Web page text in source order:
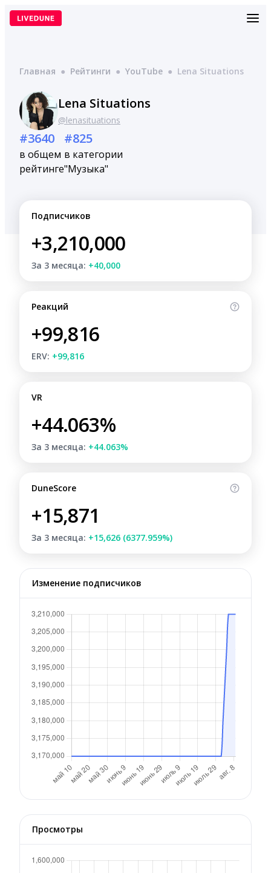
Перейти
Главная ● Рейтинги ● YouTube ● Lena Situations
Lena Situations
@lenasituations
#3640
в общем
рейтинге
#825
в категории
"Музыка"
Подписчиков
+3,210,000
За 3 месяца: +40,000
Реакций
+99,816
ERV: +99,816
VR
+44.063%
За 3 месяца: +44.063%
DuneScore
+15,871
За 3 месяца: +15,626 (6377.959%)
Изменение подписчиков
Просмотры